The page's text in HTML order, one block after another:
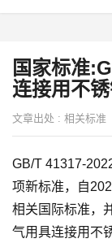
国家标准
连接用不
文章出处 : 相关标准
GB/T 41317-
项新标准，自
相关国际标准，
气用具连接用不